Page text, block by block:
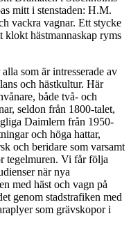
mitt i stenstaden: H.M.
vackra vagnar. Ett stycke
hästmannaskap ryms
som är intresserade av
och hästkultur. Här
både två- och
seldon från 1800-talet,
Daimlern från 1950-
och höga hattar,
och beridare som varsamt
tegelmuren. Vi får följa
när nya
med häst och vagn på
genom stadstrafiken med
som grävskopor i